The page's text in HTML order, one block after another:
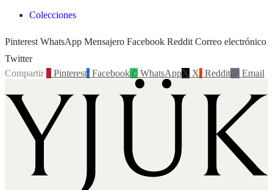
Colecciones
Pinterest WhatsApp Mensajero Facebook Reddit Correo electrónico
Twitter
Compartir PPinterestfFacebook✆ WhatsApp𝕏 XrReddit@ Email